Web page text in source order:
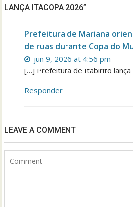
LANÇA ITACOPA 2026”
Prefeitura de Mariana
de ruas durante Copa do
jun 9, 2026 at 4:56 pm
[…] Prefeitura de Itabirito
Responder
LEAVE A COMMENT